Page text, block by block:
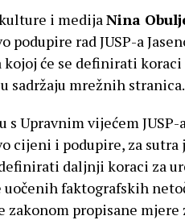
i medija Nina
podupire rad JUSP-a
kojoj će se definirati
sadržaju mrežnih stranica.
s Upravnim vijećem
cijeni i podupire, za sutra
daljnji koraci za
faktografskih
zakonom propisane